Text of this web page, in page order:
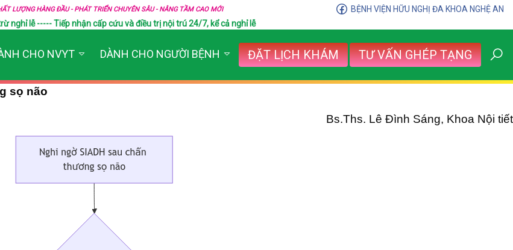
LƯỢNG HÀNG ĐẦU - PHÁT TRIỂN CHUYÊN SÂU - NÂNG TẦM CAO MỚI
BỆNH VIỆN HỮU NGHỊ ĐA KHOA NGHỆ AN
nghỉ lễ ----- Tiếp nhận cấp cứu và điều trị nội trú 24/7, kể cả nghỉ lễ
CHO NVYT DÀNH CHO NGƯỜI BỆNH ĐẶT LỊCH KHÁM TƯ VẤN GHÉP TẠNG
sọ não
Bs.Ths. Lê Đình Sáng, Khoa Nội tiết